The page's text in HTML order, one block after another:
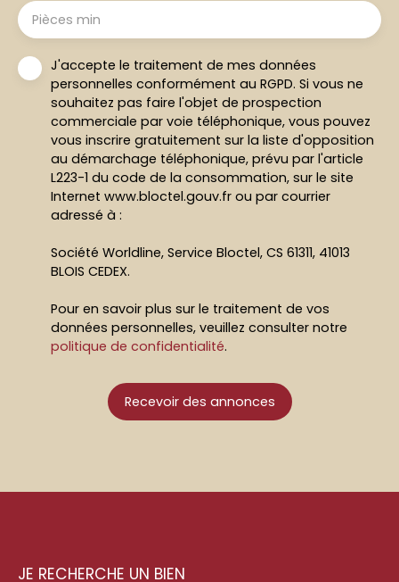
Pièces min
J'accepte le traitement de mes données
personnelles conformément au RGPD. Si vous ne
souhaitez pas faire l'objet de prospection
commerciale par voie téléphonique, vous pouvez
vous inscrire gratuitement sur la liste d'opposition
au démarchage téléphonique, prévu par l'article
L223-1 du code de la consommation, sur le site
Internet www.bloctel.gouv.fr ou par courrier
adressé à :
Société Worldline, Service Bloctel, CS 61311, 41013
BLOIS CEDEX.
Pour en savoir plus sur le traitement de vos
données personnelles, veuillez consulter notre
politique de confidentialité.
Recevoir des annonces
JE RECHERCHE UN BIEN